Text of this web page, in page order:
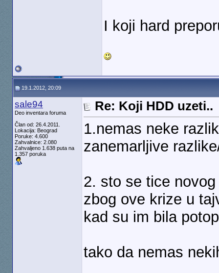
I koji hard
19.1.2012, 20:09
sale94
Deo inventara foruma
Član od: 26.4.2011.
Lokacija: Beograd
Poruke: 4.600
Zahvalnice: 2.080
Zahvaljeno 1.638 puta na
1.357 poruka
Re: Koji HDD uzeti..
1.nemas neke
zanemarljive
2. sto se tice
zbog ove krize u
kad su im bila
tako da nemas